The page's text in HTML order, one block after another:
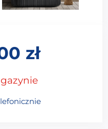
zł